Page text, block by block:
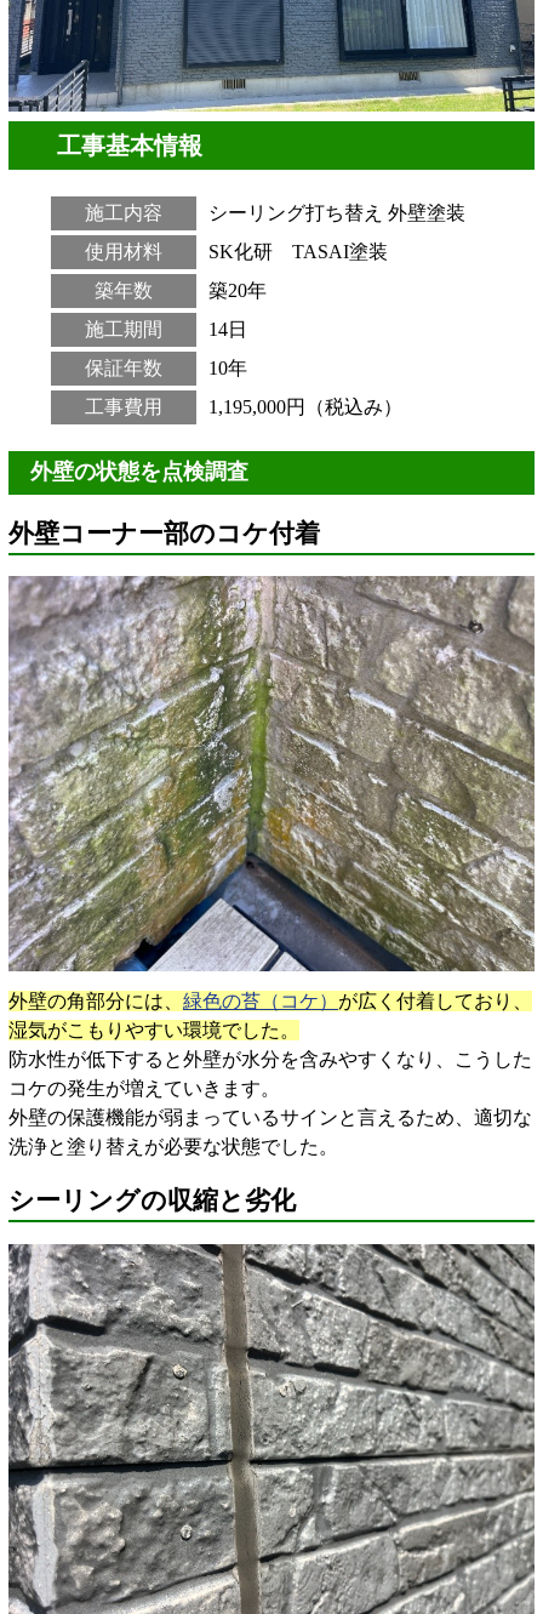
工事基本情報
施工内容 シーリング打ち替え 外壁塗装
使用材料
SK化研 TASAI塗装
築年数
築20年
施工期間
14日
保証年数
10年
工事費用
1,195,000円（税込み）
外壁の状態を点検調査
外壁コーナー部のコケ付着
外壁の角部分には、 緑色の苔（コケ） が広く付着しており、
湿気がこもりやすい環境でした。
防水性が低下すると外壁が水分を含みやすくなり、こうした
コケの発生が増えていきます。
外壁の保護機能が弱まっているサインと言えるため、適切な
洗浄と塗り替えが必要な状態でした。
シーリングの収縮と劣化